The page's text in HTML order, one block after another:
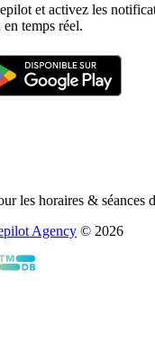
et activez les
temps réel.
les horaires & séances
Agency © 2026